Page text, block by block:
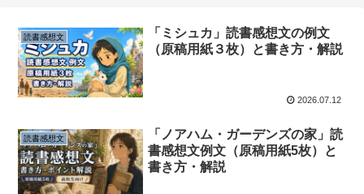
読書感想文
「ミシュカ」読書感想文の例文
（原稿用紙３枚）と書き方・解説
2026.07.12
読書感想文
「ノアハム・ガーデンズの家」読
書感想文例文（原稿用紙5枚）と
書き方・解説